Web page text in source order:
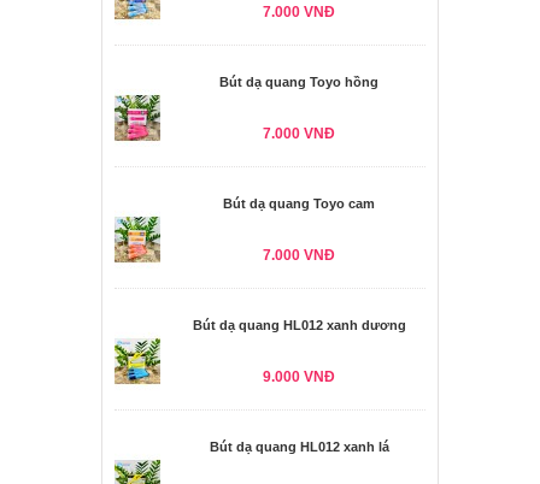
7.000 VNĐ
Bút dạ quang Toyo hồng
7.000 VNĐ
Bút dạ quang Toyo cam
7.000 VNĐ
Bút dạ quang HL012 xanh dương
9.000 VNĐ
Bút dạ quang HL012 xanh lá